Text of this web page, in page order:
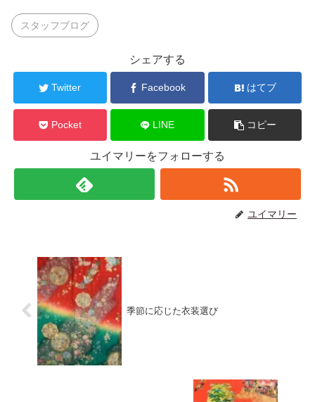
スタッフブログ
シェアする
Twitter Facebook はてブ
Pocket LINE コピー
ユイマリーをフォローする
ユイマリー
季節に応じた衣装選び